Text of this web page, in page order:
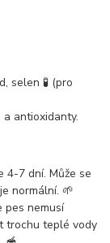
selen 🧪 (pro
antioxidanty.
4-7 dní. Může se
normální. 🌱
pes nemusí
trochu teplé vody